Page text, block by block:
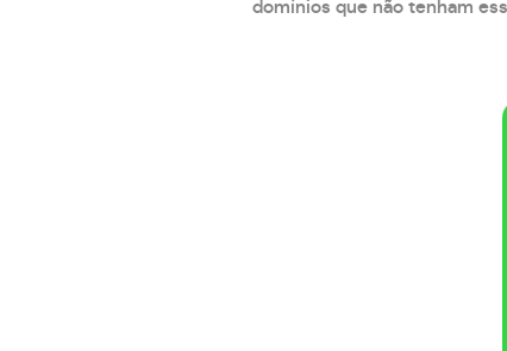
domínios que não tenham